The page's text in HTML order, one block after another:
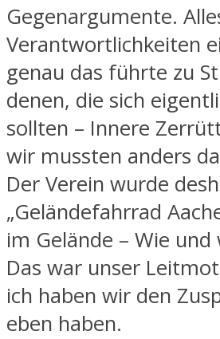
Gegenargumente.
Verantwortlichkeiten
genau das führte zu
denen, die sich
sollten – Innere
wir mussten anders
Der Verein wurde
„Geländefahrrad
im Gelände – Wie
Das war unser
ich haben wir den
eben haben.